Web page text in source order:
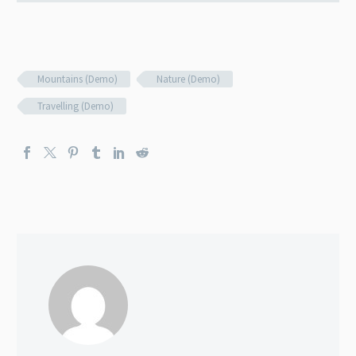
Mountains (Demo)
Nature (Demo)
Travelling (Demo)